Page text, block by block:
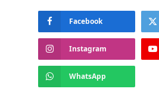
Facebook
Instagram
WhatsApp